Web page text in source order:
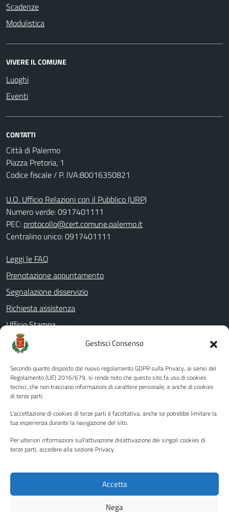
Gestisci Consenso
Secondo quanto disposto dal nuovo regolamento GDPR sulla Privacy, ai sensi del
Regolamento (UE) 2016/679, si rende noto che questo sito fa uso di cookies
tecnici, che non tracciano informazioni di carattere personale, e anche di cookies
di terze parti.
L'accettazione di cookies di terze parti è facoltativa, anche se potrebbe limitare la
tua esperienza durante la navigazione del sito.
Per ulteriori informazioni sull'attivazione disattivazione dei singoli cookies di
terze parti, accedere alla sezione Privacy.
Accetta
Nega
Scadenze
Modulistica
VIVERE IL COMUNE
Luoghi
Eventi
CONTATTI
Città di Palermo
Piazza Pretoria, 1
Codice fiscale / P. IVA:80016350821
U.O. Ufficio Relazioni con il Pubblico (URP)
Numero verde: 0917401111
PEC: protocollo@cert.comune.palermo.it
Centralino unico: 0917401111
Leggi le FAQ
Prenotazione appuntamento
Segnalazione disservizio
Richiesta assistenza
Ufficio Stampa
Amministrazione Trasparente
Albo pretorio
Informativa privacy
Note legali
Piano di miglioramento del sito
Instagram